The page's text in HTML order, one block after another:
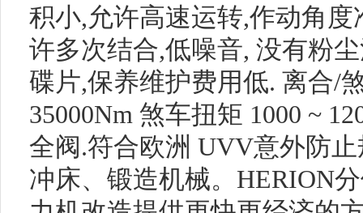
积小,允许高速运转,作动角
许多次结合,低噪音, 没有粉
碟片,保养维护费用低. 离合/
35000Nm 煞车扭矩 1000 ~
全阀.符合欧洲 UVV意外防
冲床、锻造机械。HERION